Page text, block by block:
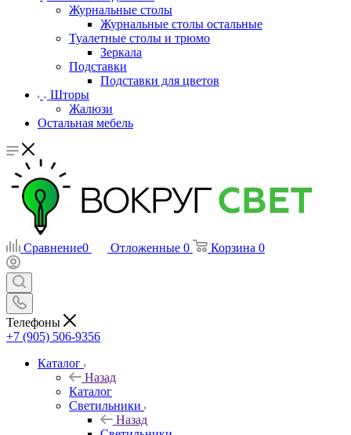
Журнальные столы
Журнальные столы остальные
Туалетные столы и трюмо
Зеркала
Подставки
Подставки для цветов
Шторы
Жалюзи
Остальная мебель
Сравнение0 Отложенные 0 Корзина 0
Телефоны
+7 (905) 506-9356
Каталог
Назад
Каталог
Светильники
Назад